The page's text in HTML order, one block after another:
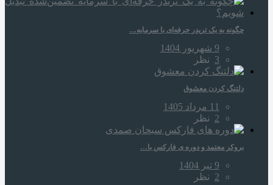
چگونه به یک تریدر حرفه‌ای با سرمایه…
9 شهریور 1404
3 نظر
دلتنگ کردن معشوق
11 مرداد 1405
2 نظر
بروکر معتمد و دوره‌ ی فارکس با…
9 تیر 1404
2 نظر